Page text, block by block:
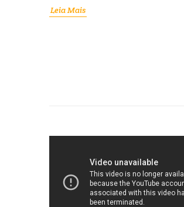
Leia Mais